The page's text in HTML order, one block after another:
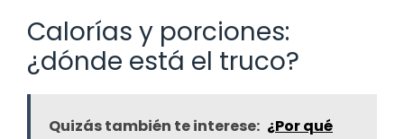
Calorías y porciones:
¿dónde está el truco?
Quizás también te interese: ¿Por qué